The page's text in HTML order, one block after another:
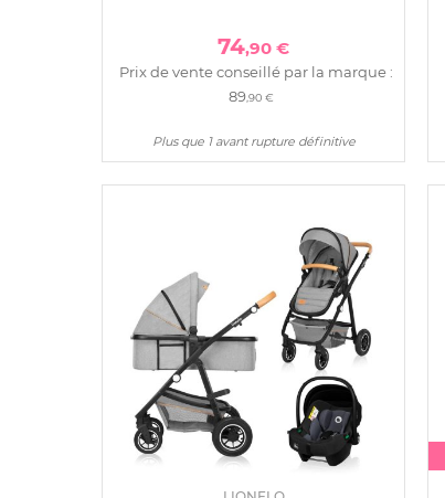
74,90 €
Prix de vente conseillé par la marque :
89,90 €
Plus que 1 avant rupture définitive